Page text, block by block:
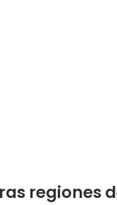
regiones